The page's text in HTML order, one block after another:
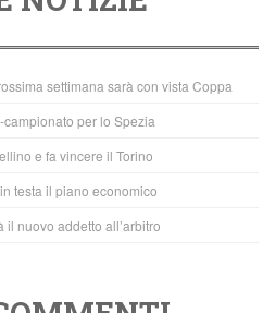
settimana sarà con vista Coppa
per lo Spezia
e fa vincere il Torino
testa il piano economico
il nuovo addetto all’arbitro